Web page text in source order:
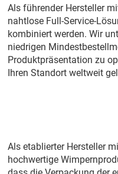
Als führender Hersteller
nahtlose Full-Service-
kombiniert werden. Wir
niedrigen
Produktpräsentation zu
Ihren Standort weltweit
Als etablierter Hersteller
hochwertige